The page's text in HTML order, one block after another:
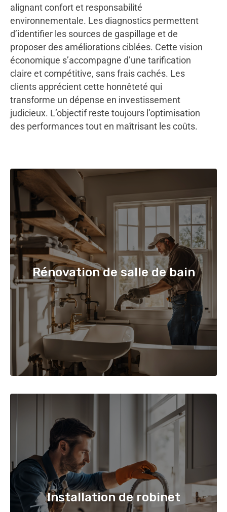
alignant confort et responsabilité
environnementale. Les diagnostics permettent
d’identifier les sources de gaspillage et de
proposer des améliorations ciblées. Cette vision
économique s’accompagne d’une tarification
claire et compétitive, sans frais cachés. Les
clients apprécient cette honnêteté qui
transforme un dépense en investissement
judicieux. L’objectif reste toujours l’optimisation
des performances tout en maîtrisant les coûts.
Rénovation de salle de bain
Installation de robinet